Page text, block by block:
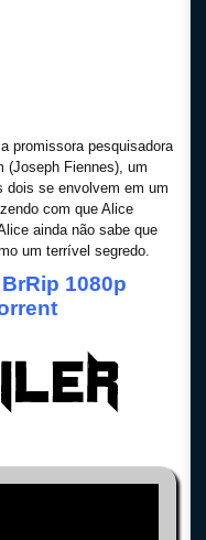
promissora pesquisadora
(Joseph Fiennes), um
dois se envolvem em um
com que Alice
ainda não sabe que
um terrível segredo.
1080p